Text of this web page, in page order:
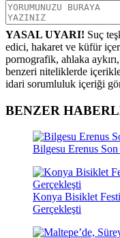
YASAL UYARI! Suç
edici, hakaret ve küfür
pornografik, ahlaka
benzeri niteliklerde
idari sorumluluk içeriği
BENZER
Bilgesu Erenus
Konya Bisiklet
Gerçekleşti